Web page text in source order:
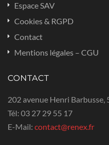
Espace SAV
Cookies & RGPD
Contact
Mentions légales – CGU
CONTACT
202 avenue Henri
Tél: 03 27 29 55 17
E-Mail: contact@renex.fr